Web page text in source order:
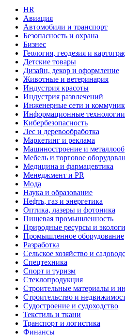
HR
Авиация
Автомобили и транспорт
Безопасность и охрана
Бизнес
Геология, геодезия и
Детские товары
Дизайн, декор и оформление
Животные и ветеринария
Индустрия красоты
Индустрия развлечений
Инженерные сети и
Информационные технологии
Кибербезопасность
Лес и деревообработка
Маркетинг и реклама
Машиностроение и
Мебель и торговое
Медицина и фармацевтика
Менеджмент и PR
Мода
Наука и образование
Нефть, газ и энергетика
Оптика, лазеры и фотоника
Пищевая промышленность
Природные ресурсы и
Промышленное оборудование
Разработка
Сельское хозяйство и
Спецтехника
Спорт и туризм
Стеклопродукция
Строительные материалы и
Строительство и
Судостроение и судоходство
Текстиль и ткани
Транспорт и логистика
Финансы